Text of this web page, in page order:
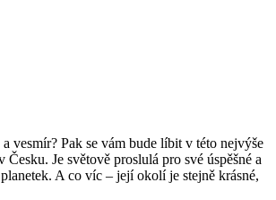
vesmír? Pak se vám bude líbit v této nejvýše
Česku. Je světově proslulá pro své úspěšné a
A co víc – její okolí je stejně krásné,